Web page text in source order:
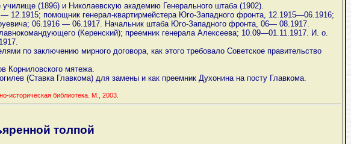
(1896) и Николаевскую академию Генерального штаба (1902).
12.1915; помощник генерал-квартирмейстера Юго-Западного фронта, 12.1915—06.1916;
06.1916 — 06.1917. Начальник штаба Юго-Западного фронта, 06— 08.1917.
(Керенский); преемник генерала Алексеева; 10.09—01.11.1917. И. о.
по заключению мирного договора, как этого требовало Советское правительство
Корниловского мятежа.
(Ставка Главкома) для замены и как преемник Духонина на посту Главкома.
историческая библиотека. М., 2003.
толпой